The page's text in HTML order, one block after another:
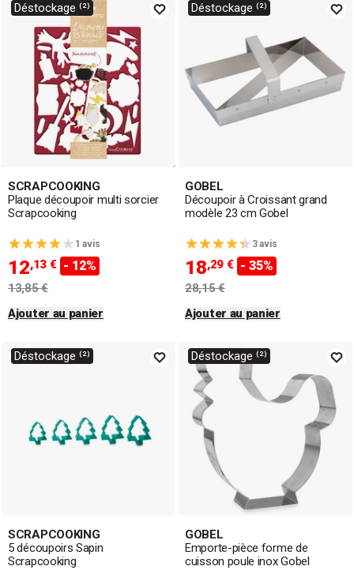
Déstockage ⁽²⁾
SCRAPCOOKING
Plaque découpoir multi sorcier
Scrapcooking
1 avis
12,13 € - 12%
13,85 €
Ajouter au panier
Déstockage ⁽²⁾
GOBEL
Découpoir à Croissant grand
modèle 23 cm Gobel
3 avis
18,29 € - 35%
28,15 €
Ajouter au panier
Déstockage ⁽²⁾
SCRAPCOOKING
5 découpoirs Sapin
Scrapcooking
Déstockage ⁽²⁾
GOBEL
Emporte-pièce forme de
cuisson poule inox Gobel